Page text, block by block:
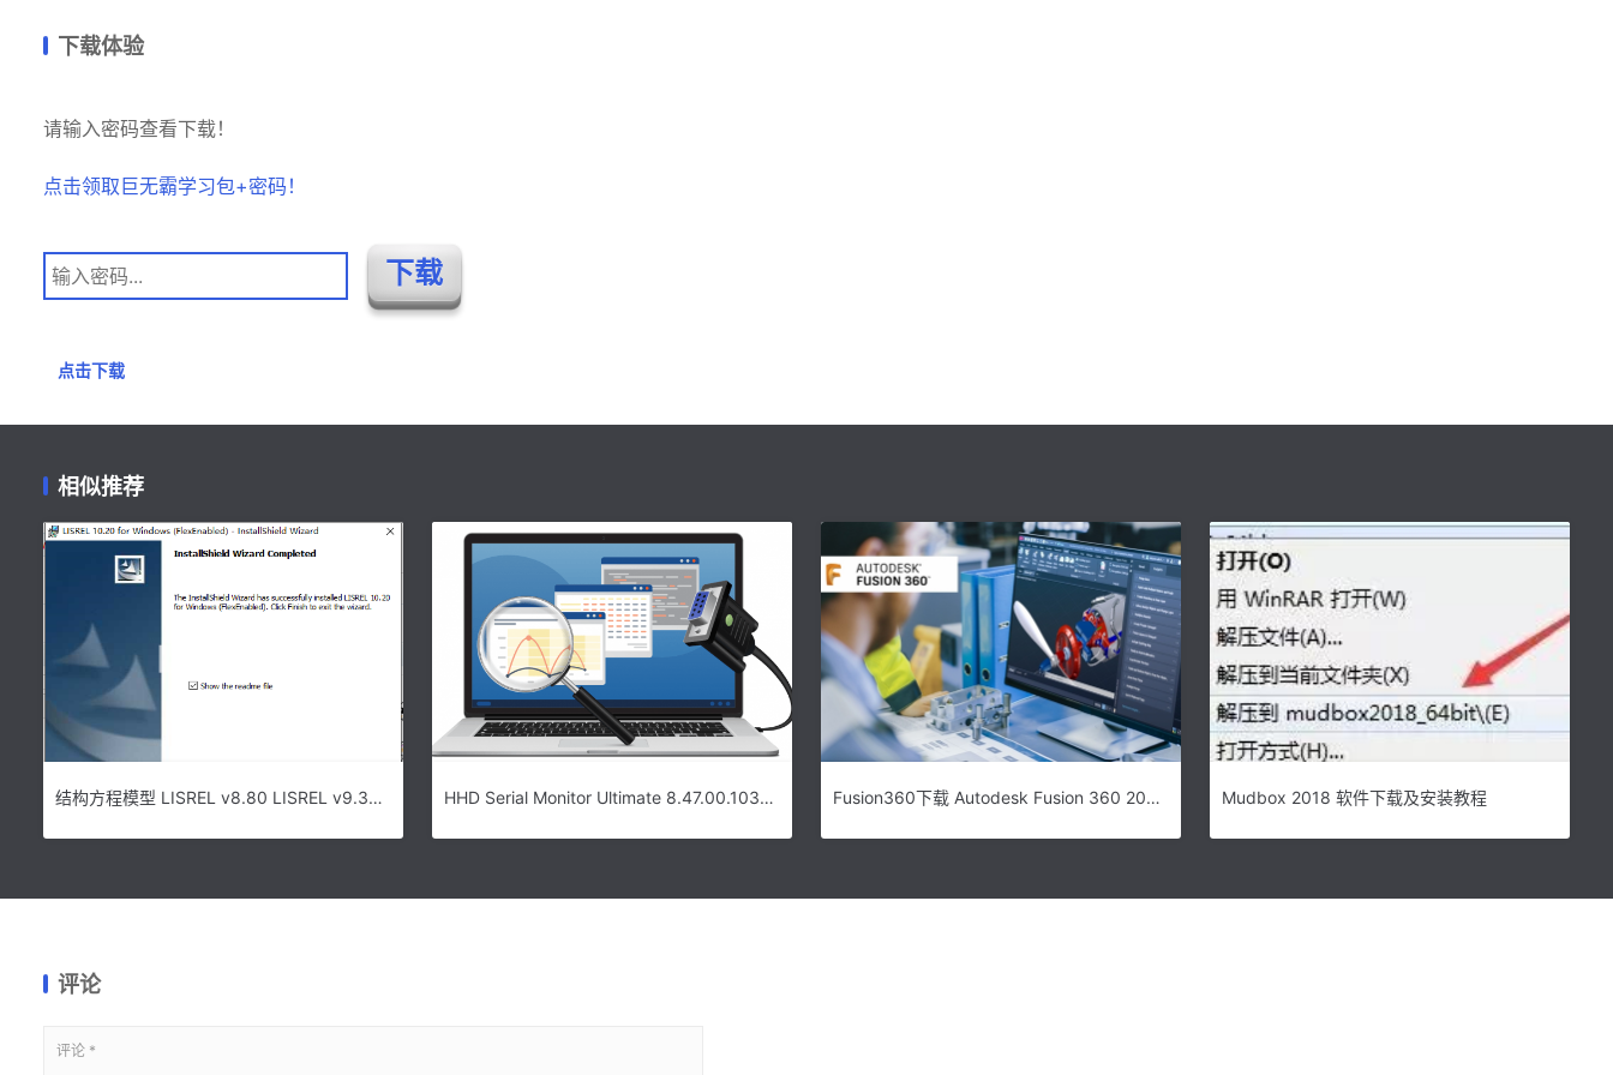
下载体验
请输入密码查看下载！
点击领取巨无霸学习包+密码！
点击下载
相似推荐
结构方程模型 LISREL v8.80 LISREL v9.30 LISREL v10.20免费下载 HHD Serial Monitor Ultimate 8.47.00.10357免费下载 Fusion360下载 Autodesk Fusion 360 2021/2022 32/64位 中文免费版 Mudbox 2018 软件下载及安装教程
评论